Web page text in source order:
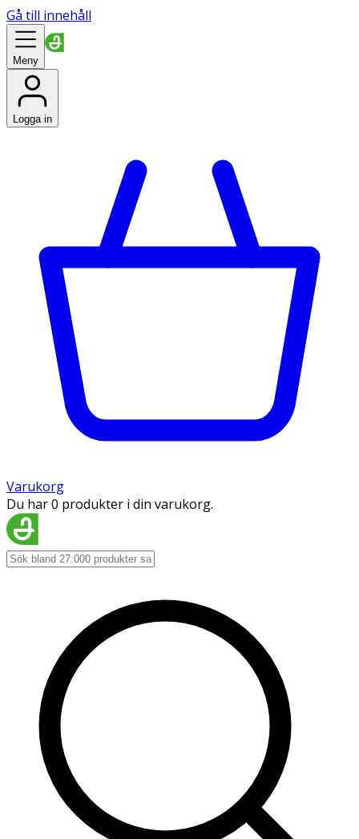
Gå till innehåll
Meny
Logga in
Varukorg
Du har 0 produkter i din varukorg.